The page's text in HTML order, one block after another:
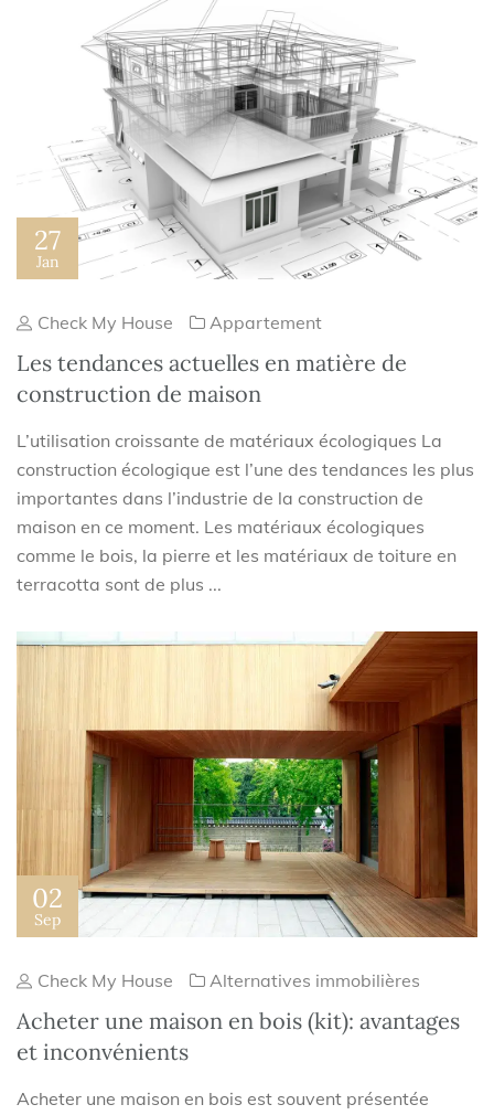
27
Jan
Check My House Appartement
Les tendances actuelles en matière de
construction de maison
L’utilisation croissante de matériaux écologiques La
construction écologique est l’une des tendances les plus
importantes dans l’industrie de la construction de
maison en ce moment. Les matériaux écologiques
comme le bois, la pierre et les matériaux de toiture en
terracotta sont de plus ...
02
Sep
Check My House Alternatives immobilières
Acheter une maison en bois (kit): avantages
et inconvénients
Acheter une maison en bois est souvent présentée